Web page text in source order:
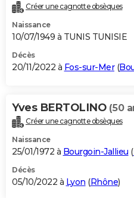
Créer une cagnotte obsèques
Naissance
10/07/1949 à TUNIS TUNISIE
Décès
20/11/2022 à Fos-sur-Mer(
Yves BERTOLINO (50
Créer une cagnotte obsèques
Naissance
25/01/1972 à Bourgoin-Jallieu (
Décès
05/10/2022 à Lyon (Rhône)